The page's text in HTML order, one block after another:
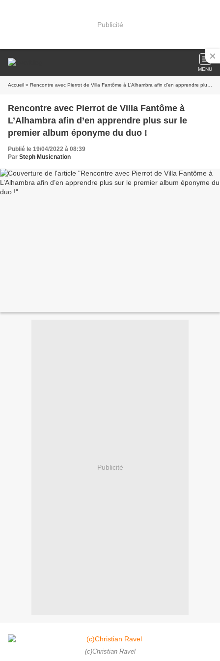
Publicité
MENU
Accueil » Rencontre avec Pierrot de Villa Fantôme à L’Alhambra afin d’en apprendre plus sur le premier album éponyme du duo !
Rencontre avec Pierrot de Villa Fantôme à
L’Alhambra afin d’en apprendre plus sur le
premier album éponyme du duo !
Publié le 19/04/2022 à 08:39
Par Steph Musicnation
Publicité
(c)Christian Ravel